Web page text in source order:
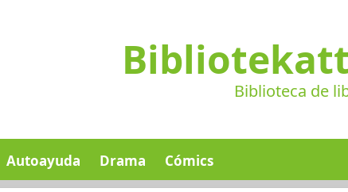
Biblioteca de
Autoayuda Drama Cómics